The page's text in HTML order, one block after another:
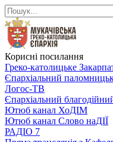
Корисні посилання
Греко-католицьке
Єпархіальний
Логос-ТВ
Єпархіальний
Ютюб канал ХоДІМ
Ютюб канал Слово наДІЇ
РАДІО 7